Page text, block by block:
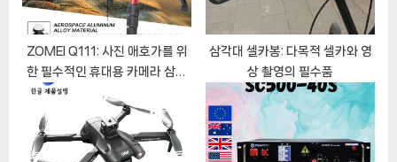
ZOMEI Q111: 사진 애호가를 위
한 필수적인 휴대용 카메라 삼각
삼각대 셀카봉: 다목적 셀카와 영
상 촬영의 필수품